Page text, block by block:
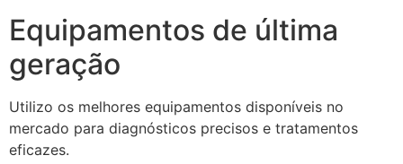
Equipamentos de última
geração
Utilizo os melhores equipamentos disponíveis no
mercado para diagnósticos precisos e tratamentos
eficazes.